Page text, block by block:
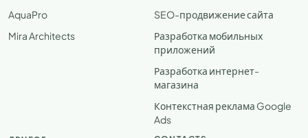
AquaPro
Mira Architects
SEO-продвижение сайта
Разработка мобильных
приложений
Разработка интернет-
магазина
Контекстная реклама Google
Ads